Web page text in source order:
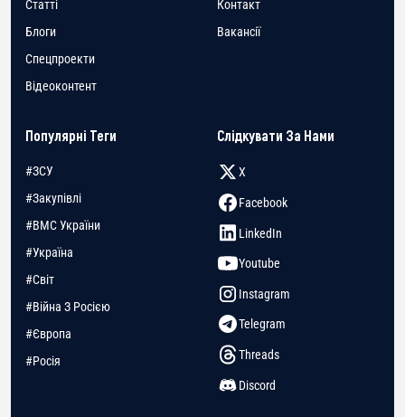
Статті
Блоги
Спецпроекти
Відеоконтент
Контакт
Вакансії
Популярні Теги
#ЗСУ
#Закупівлі
#ВМС України
#Україна
#Світ
#Війна З Росією
#Європа
#Росія
Слідкувати За Нами
X
Facebook
LinkedIn
Youtube
Instagram
Telegram
Threads
Discord